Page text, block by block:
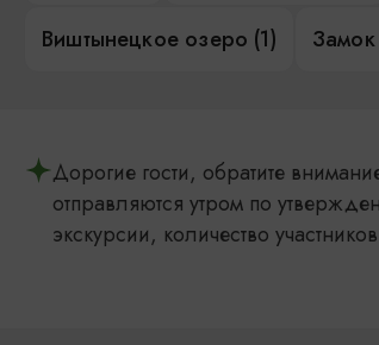
Виштынецкое озеро (1)
Дорогие гости, обратите
отправляются утром по
экскурсии, количество